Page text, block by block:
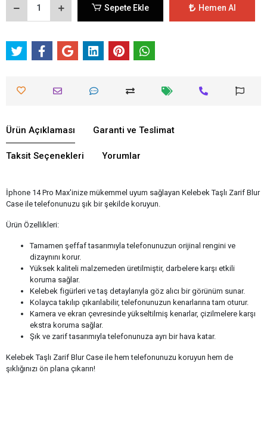
Sepete Ekle Hemen Al
Ürün Açıklaması Garanti ve Teslimat
Taksit Seçenekleri Yorumlar
İphone 14 Pro Max'inize mükemmel uyum sağlayan Kelebek Taşlı Zarif Blur
Case ile telefonunuzu şık bir şekilde koruyun.
Ürün Özellikleri:
Tamamen şeffaf tasarımıyla telefonunuzun orijinal rengini ve
dizaynını korur.
Yüksek kaliteli malzemeden üretilmiştir, darbelere karşı etkili
koruma sağlar.
Kelebek figürleri ve taş detaylarıyla göz alıcı bir görünüm sunar.
Kolayca takılıp çıkarılabilir, telefonunuzun kenarlarına tam oturur.
Kamera ve ekran çevresinde yükseltilmiş kenarlar, çizilmelere karşı
ekstra koruma sağlar.
Şık ve zarif tasarımıyla telefonunuza ayrı bir hava katar.
Kelebek Taşlı Zarif Blur Case ile hem telefonunuzu koruyun hem de
şıklığınızı ön plana çıkarın!